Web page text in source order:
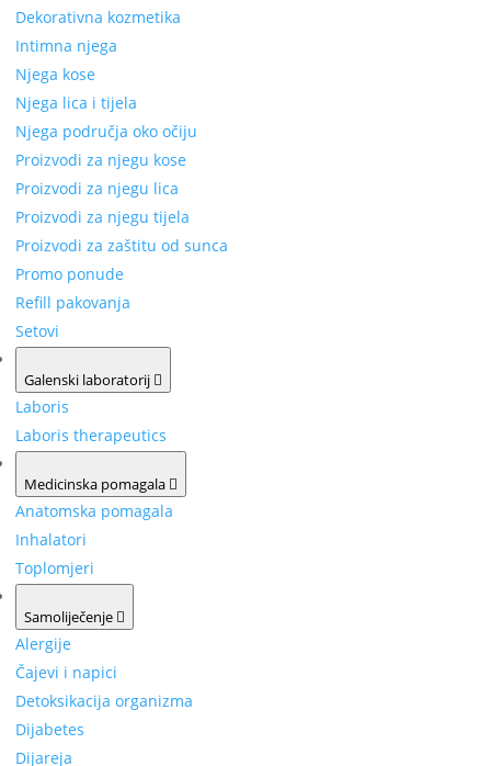
Dekorativna kozmetika
Intimna njega
Njega kose
Njega lica i tijela
Njega područja oko očiju
Proizvodi za njegu kose
Proizvodi za njegu lica
Proizvodi za njegu tijela
Proizvodi za zaštitu od sunca
Promo ponude
Refill pakovanja
Setovi
Galenski laboratorij
Laboris
Laboris therapeutics
Medicinska pomagala
Anatomska pomagala
Inhalatori
Toplomjeri
Samoliječenje
Alergije
Čajevi i napici
Detoksikacija organizma
Dijabetes
Dijareja